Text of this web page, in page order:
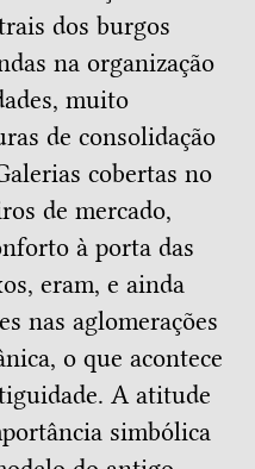
dos burgos
na organização
muito
de consolidação
cobertas no
de mercado,
à porta das
eram, e ainda
nas aglomerações
o que acontece
A atitude
simbólica